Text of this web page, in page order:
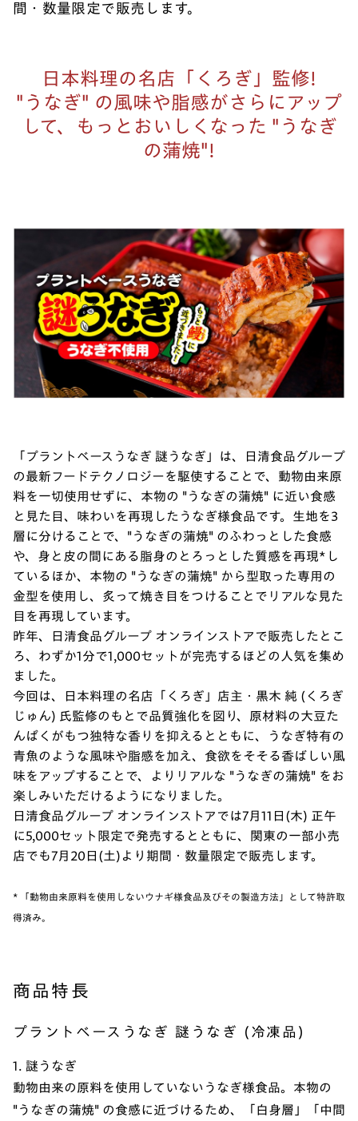
間・数量限定で販売します。
日本料理の名店「くろぎ」監修!
"うなぎ" の風味や脂感がさらにアップ
して、もっとおいしくなった "うなぎ
の蒲焼"!
「プラントベースうなぎ 謎うなぎ」は、日清食品グループ
の最新フードテクノロジーを駆使することで、動物由来原
料を一切使用せずに、本物の "うなぎの蒲焼" に近い食感
と見た目、味わいを再現したうなぎ様食品です。生地を3
層に分けることで、"うなぎの蒲焼" のふわっとした食感
や、身と皮の間にある脂身のとろっとした質感を再現*し
ているほか、本物の "うなぎの蒲焼" から型取った専用の
金型を使用し、炙って焼き目をつけることでリアルな見た
目を再現しています。
昨年、日清食品グループ オンラインストアで販売したとこ
ろ、わずか1分で1,000セットが完売するほどの人気を集め
ました。
今回は、日本料理の名店「くろぎ」店主・黒木 純 (くろぎ
じゅん) 氏監修のもとで品質強化を図り、原材料の大豆た
んぱくがもつ独特な香りを抑えるとともに、うなぎ特有の
青魚のような風味や脂感を加え、食欲をそそる香ばしい風
味をアップすることで、よりリアルな "うなぎの蒲焼" をお
楽しみいただけるようになりました。
日清食品グループ オンラインストアでは7月11日(木) 正午
に5,000セット限定で発売するとともに、関東の一部小売
店でも7月20日(土)より期間・数量限定で販売します。
* 「動物由来原料を使用しないウナギ様食品及びその製造方法」として特許取
得済み。
商品特長
プラントベースうなぎ 謎うなぎ (冷凍品)
1. 謎うなぎ
動物由来の原料を使用していないうなぎ様食品。本物の
"うなぎの蒲焼" の食感に近づけるため、「白身層」「中間